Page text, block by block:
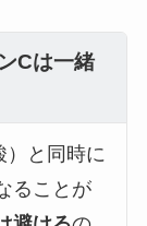
Cは一緒
）と同時に
ることが